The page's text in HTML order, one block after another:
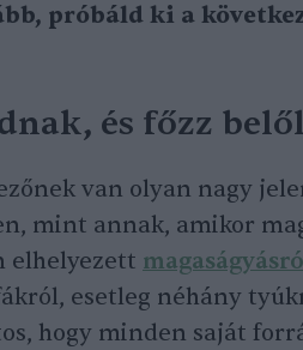
próbáld ki a
és főzz
van olyan nagy
mint annak, amikor
elhelyezett
esetleg néhány
hogy minden saját